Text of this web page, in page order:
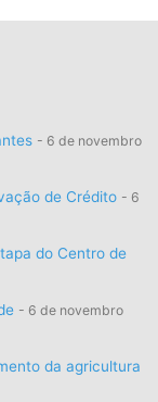
6 de novembro
de Crédito
6
do Centro de
6 de novembro
da agricultura